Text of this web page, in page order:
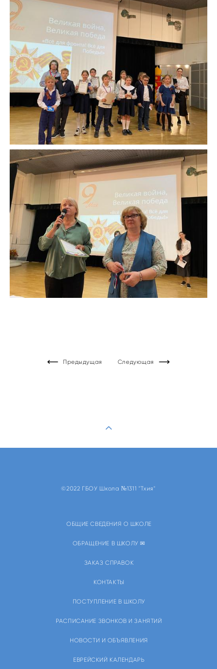
Предыдущая Следующая
©2022 ГБОУ Школа №1311 "Тхия"
ОБЩИЕ СВЕДЕНИЯ О ШКОЛЕ
ОБРАЩЕНИЕ В ШКОЛУ ✉
ЗАКАЗ СПРАВОК
КОНТАКТЫ
ПОСТУПЛЕНИЕ В ШКОЛУ
РАСПИСАНИЕ ЗВОНКОВ И ЗАНЯТИЙ
НОВОСТИ И ОБЪЯВЛЕНИЯ
ЕВРЕЙСКИЙ КАЛЕНДАРЬ